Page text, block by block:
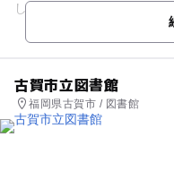
しコーナーなどで構成さ
他に幼児～小学校低学年...
古賀市立図書館
福岡県古賀市 / 図書館